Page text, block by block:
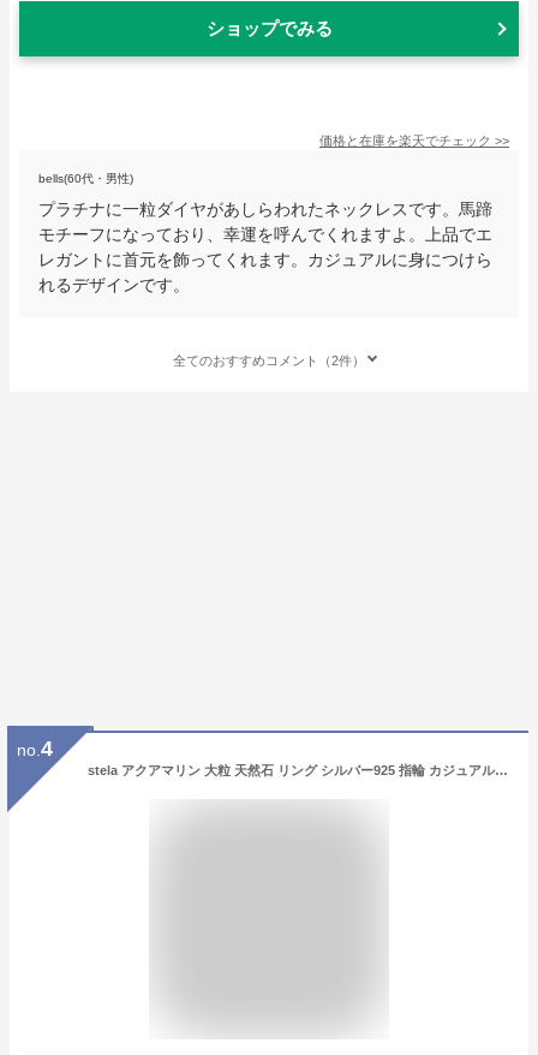
ショップでみる
価格と在庫を楽天でチェック >>
bells(60代・男性)
プラチナに一粒ダイヤがあしらわれたネックレスです。馬蹄
モチーフになっており、幸運を呼んでくれますよ。上品でエ
レガントに首元を飾ってくれます。カジュアルに身につけら
れるデザインです。
全てのおすすめコメント（2件）
no. 4
stela アクアマリン 大粒 天然石 リング シルバー925 指輪 カジュアル 天然石リング カボション シンプル 誕生日 大人かわいい 一粒 ギフト プレゼント ラグジュアリー ブルー 透明 パワーストーン ご褒美 ジュエリー